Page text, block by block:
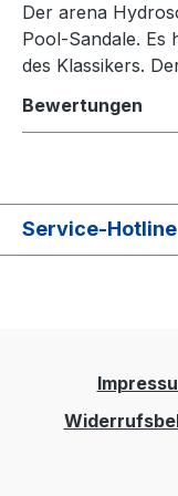
Der arena
Pool-Sandale. Es
des Klassikers.
Bewertungen
Service-Hotline